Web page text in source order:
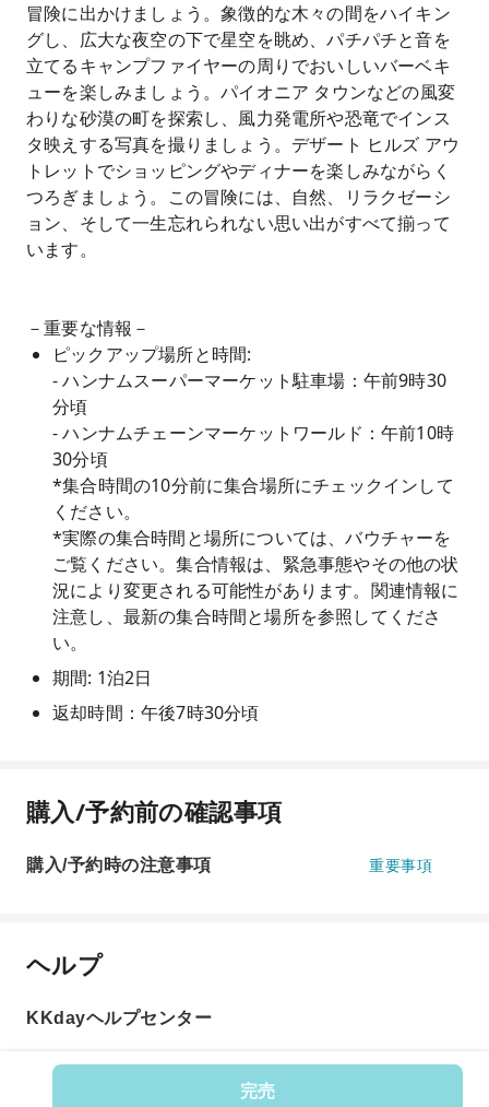
完売
冒険に出かけましょう。象徴的な木々の間をハイキン
グし、広大な夜空の下で星空を眺め、パチパチと音を
立てるキャンプファイヤーの周りでおいしいバーベキ
ューを楽しみましょう。パイオニア タウンなどの風変
わりな砂漠の町を探索し、風力発電所や恐竜でインス
タ映えする写真を撮りましょう。デザート ヒルズ アウ
トレットでショッピングやディナーを楽しみながらく
つろぎましょう。この冒険には、自然、リラクゼーシ
ョン、そして一生忘れられない思い出がすべて揃って
います。
－重要な情報－
ピックアップ場所と時間:
- ハンナムスーパーマーケット駐車場：午前9時30
分頃
- ハンナムチェーンマーケットワールド：午前10時
30分頃
*集合時間の10分前に集合場所にチェックインして
ください。
*実際の集合時間と場所については、バウチャーを
ご覧ください。集合情報は、緊急事態やその他の状
況により変更される可能性があります。関連情報に
注意し、最新の集合時間と場所を参照してくださ
い。
期間: 1泊2日
返却時間：午後7時30分頃
購入/予約前の確認事項
購入/予約時の注意事項 重要事項
ヘルプ
KKdayヘルプセンター